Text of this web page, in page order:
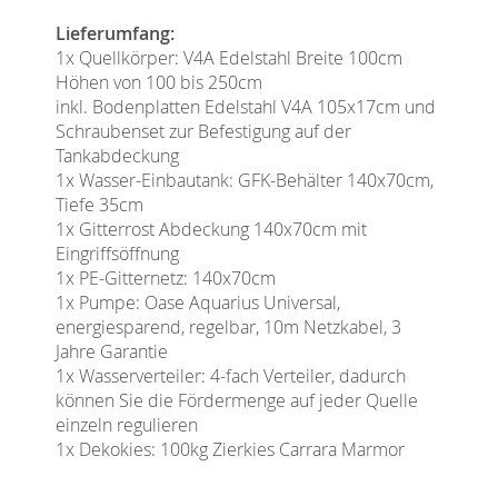
Lieferumfang:
1x Quellkörper: V4A Edelstahl Breite 100cm
Höhen von 100 bis 250cm
inkl. Bodenplatten Edelstahl V4A 105x17cm und
Schraubenset zur Befestigung auf der
Tankabdeckung
1x Wasser-Einbautank: GFK-Behälter 140x70cm,
Tiefe 35cm
1x Gitterrost Abdeckung 140x70cm mit
Eingriffsöffnung
1x PE-Gitternetz: 140x70cm
1x Pumpe: Oase Aquarius Universal,
energiesparend, regelbar, 10m Netzkabel, 3
Jahre Garantie
1x Wasserverteiler: 4-fach Verteiler, dadurch
können Sie die Fördermenge auf jeder Quelle
einzeln regulieren
1x Dekokies: 100kg Zierkies Carrara Marmor